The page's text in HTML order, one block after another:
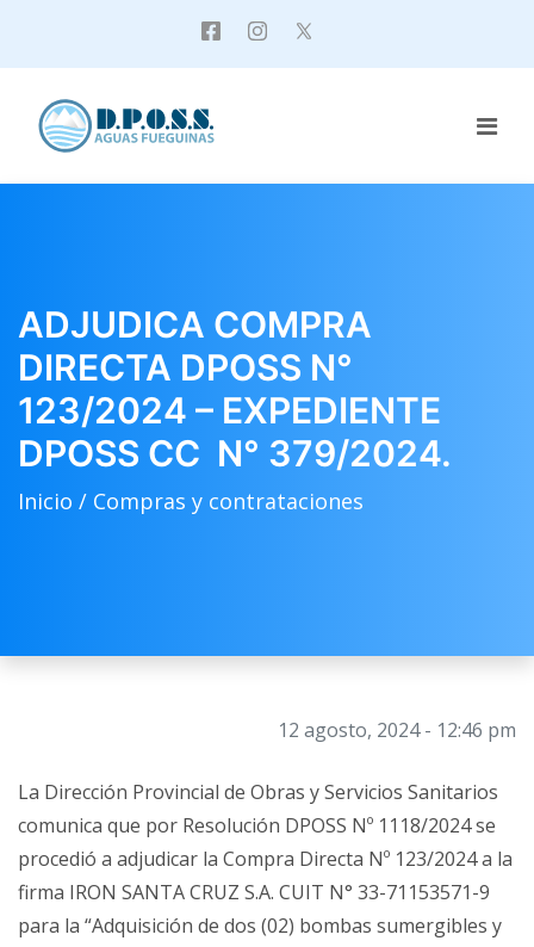
ADJUDICA COMPRA
DIRECTA DPOSS N°
123/2024 – EXPEDIENTE
DPOSS CC N° 379/2024.
Inicio / Compras y contrataciones
12 agosto, 2024 - 12:46 pm
La Dirección Provincial de Obras y Servicios Sanitarios
comunica que por Resolución DPOSS Nº 1118/2024 se
procedió a adjudicar la Compra Directa Nº 123/2024 a la
firma IRON SANTA CRUZ S.A. CUIT N° 33-71153571-9
para la “Adquisición de dos (02) bombas sumergibles y